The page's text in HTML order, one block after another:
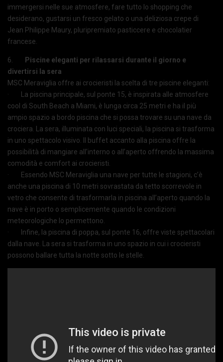
immergersi nelle sue atmosfere, fare tutto lo shopping che
desiderano, gustarsi un fresco gelato o una deliziosa crepe di
Jean Philippe Maury, pluripremiato pasticcere e chocolatier
francese.
6.
Piscine eleganti per rilassarsi durante il giorno e
divertirsi la sera
MSC Meraviglia offre ai crocieristi la scelta di tre piscine eleganti:
· La piscina principale, sul ponte 15, è inspirata alle atmosfere
cool di South Beach a Miami, è lunga circa 25 metri e ha il più
ampio spazio a bordo piscina che si possa trovare su una nave da
crociera. La sera, illuminata con luci speciali, la piscina si trasforma
in uno spettacolo visivo. Il buffet accanto alla piscina offre la
possibilità di mangiare all’interno o all’aperto offrendo la massima
comodità e comfort ai crocieristi.
· Essendo MSC Meraviglia una nave per tutte le stagioni, c’è
anche una piscina di 10 metri sovrastata da tetto scorrevole in
vetro che consente di trasformarla in piscina all’aperto quando la
nave è in porto o semplicemente quando le condizioni
meteorologiche lo permettono.
· Infine, la piscina di poppa, sul ponte 16, offre viste spettacolari
dalla nave. La sera si trasforma in uno spazio in cui i crocieristi
possono ballare tutta la notte sotto le stelle.